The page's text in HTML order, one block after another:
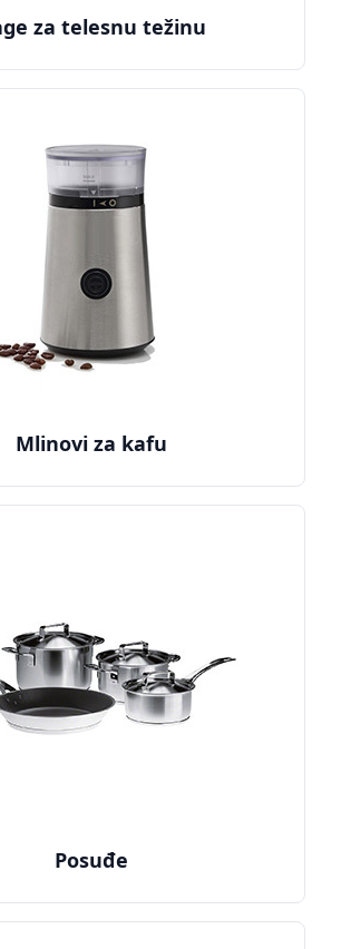
za telesnu težinu
Mlinovi za kafu
Posuđe